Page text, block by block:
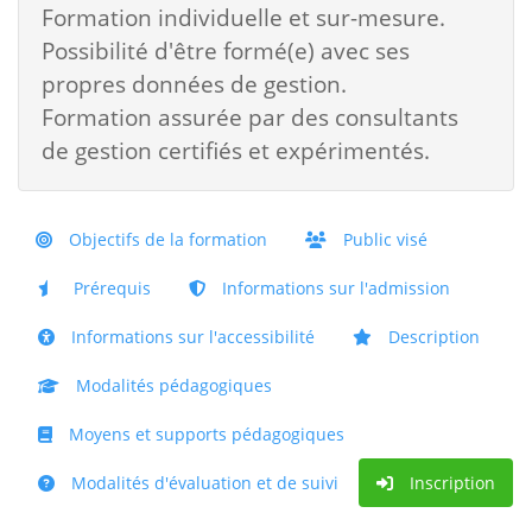
Formation individuelle et sur-mesure.
Possibilité d'être formé(e) avec ses
propres données de gestion.
Formation assurée par des consultants
de gestion certifiés et expérimentés.
Objectifs de la formation Public visé
Prérequis Informations sur l'admission
Informations sur l'accessibilité Description
Modalités pédagogiques
Moyens et supports pédagogiques
Modalités d'évaluation et de suivi Inscription